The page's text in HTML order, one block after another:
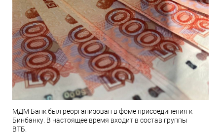
МДМ Банк был реорганизован в фоме присоединения к
Бинбанку. В настоящее время входит в состав группы
ВТБ.